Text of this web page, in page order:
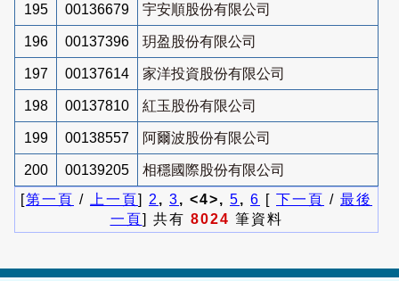
195 00136679 宇安順股份有限公司
196 00137396 玥盈股份有限公司
197 00137614 家洋投資股份有限公司
198 00137810 紅玉股份有限公司
199 00138557 阿爾波股份有限公司
200 00139205
相穩國際股份有限公司
[第一頁 / 上一頁] 2 , 3, <4>, 5, 6 [ 下一頁 / 最後
一頁] 共有 8024 筆資料